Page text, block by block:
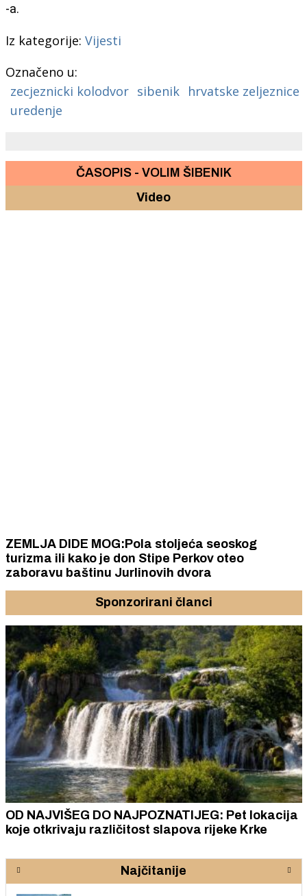
-a.
Iz kategorije: Vijesti
Označeno u:
zecjeznicki kolodvor sibenik hrvatske zeljeznice
uredenje
ČASOPIS - VOLIM ŠIBENIK
Video
ZEMLJA DIDE MOG:Pola stoljeća seoskog
turizma ili kako je don Stipe Perkov oteo
zaboravu baštinu Jurlinovih dvora
Sponzorirani članci
OD NAJVIŠEG DO NAJPOZNATIJEG: Pet lokacija
koje otkrivaju različitost slapova rijeke Krke
Najčitanije